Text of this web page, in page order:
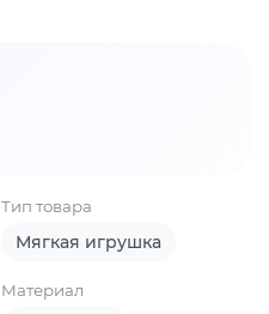
Тип товара
Мягкая игрушка
Материал